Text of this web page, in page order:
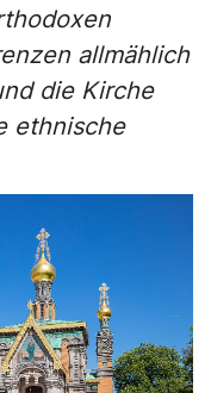
allmählich
die Kirche
ethnische